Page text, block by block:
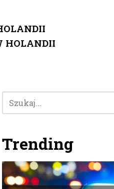
HOLANDII
Trending